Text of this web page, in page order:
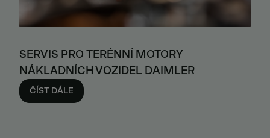
SERVIS PRO TERÉNNÍ MOTORY
NÁKLADNÍCH VOZIDEL DAIMLER
ČÍST DÁLE